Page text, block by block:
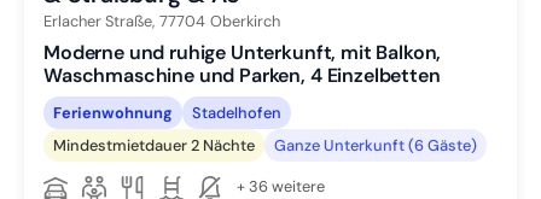
Erlacher Straße, 77704 Oberkirch
Moderne und ruhige Unterkunft, mit Balkon,
Waschmaschine und Parken, 4 Einzelbetten
Ferienwohnung
Stadelhofen
Mindestmietdauer 2 Nächte
Ganze Unterkunft (6 Gäste)
+ 36 weitere